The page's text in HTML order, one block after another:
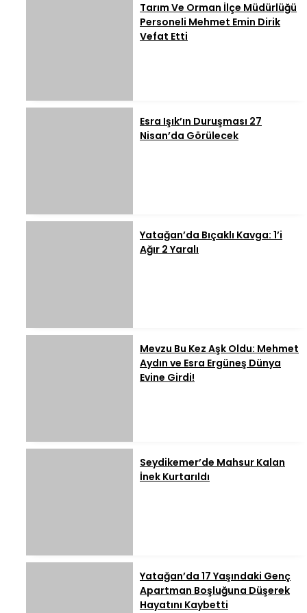
Tarım Ve Orman İlçe Müdürlüğü
Personeli Mehmet Emin Dirik
Vefat Etti
Esra Işık’ın Duruşması 27
Nisan’da Görülecek
Yatağan’da Bıçaklı Kavga: 1’i
Ağır 2 Yaralı
Mevzu Bu Kez Aşk Oldu: Mehmet
Aydın ve Esra Ergüneş Dünya
Evine Girdi!
Seydikemer’de Mahsur Kalan
İnek Kurtarıldı
Yatağan’da 17 Yaşındaki Genç
Apartman Boşluğuna Düşerek
Hayatını Kaybetti